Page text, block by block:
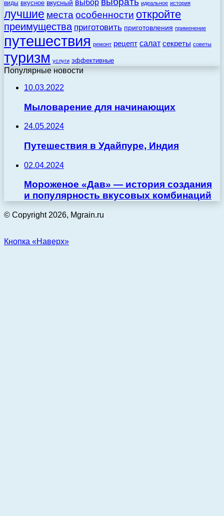
виды вкусное вкусный выбор идеальное история
лучшие места особенности откройте
преимущества приготовить приготовления применение
путешествия ремонт рецепт салат секреты советы
туризм услуги эффективные
Популярные новости
10.03.2022
Мыловарение для начинающих
24.05.2024
Путешествия в Удайпуре, Индия
02.04.2024
Мороженое «Дав» — история создания
и популярность вкусовых комбинаций
© Copyright 2026, Mgrain.ru
Кнопка «Наверх»